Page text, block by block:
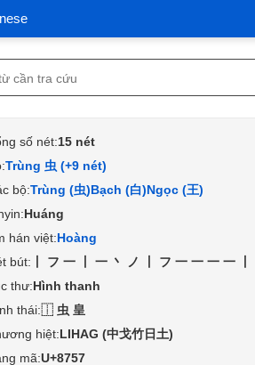
số nét:15 nét
Trùng 虫 (+9 nét)
bộ:Trùng (虫)Bạch (白)Ngọc (王)
Huáng
hán việt:Hoàng
bút: 丨フ一丨一丶ノ丨フ一一一一丨
thư:Hình thanh
thái:⿰虫皇
hiệt:LIHAG (中戈竹日土)
mã:U+8757